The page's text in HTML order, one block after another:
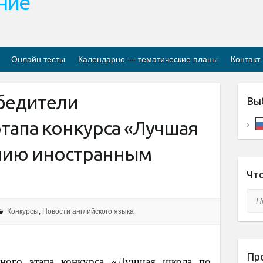
Онлайн тесты Календарно — тематические планы Контакт
конкурса «Лучшая
иностранным
Конкурсы, Новости английского языка